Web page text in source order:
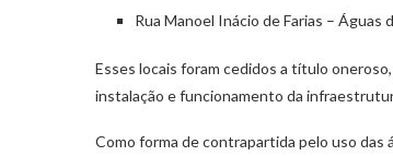
Rua Manoel Inácio de Farias –
Esses locais foram cedidos a título
instalação e funcionamento da
Como forma de contrapartida pelo uso das